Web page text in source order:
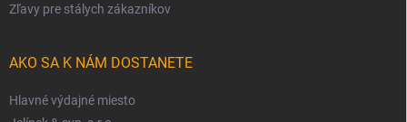
Zľavy pre stálych zákazníkov
AKO SA K NÁM DOSTANETE
Hlavné výdajné miesto